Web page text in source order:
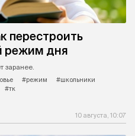
перестроить
режим дня
заранее.
#режим
#школьники
#тк
10 августа, 10:07